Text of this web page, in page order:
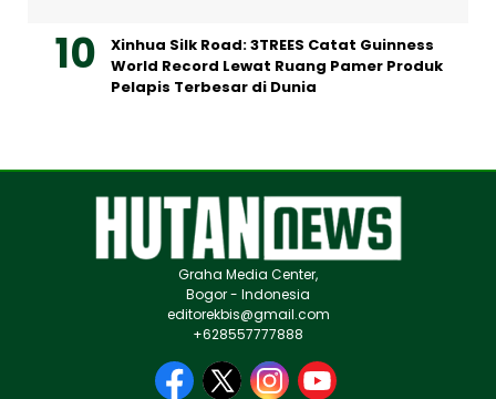
Xinhua Silk Road: 3TREES Catat Guinness
World Record Lewat Ruang Pamer Produk
Pelapis Terbesar di Dunia
Graha Media Center,
Bogor - Indonesia
editorekbis@gmail.com
+628557777888